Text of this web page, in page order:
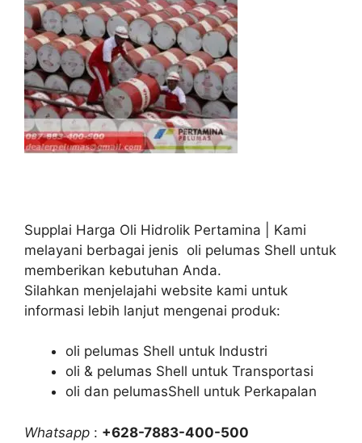
Supplai Harga Oli Hidrolik Pertamina | Kami
melayani berbagai jenis oli pelumas Shell untuk
memberikan kebutuhan Anda.
Silahkan menjelajahi website kami untuk
informasi lebih lanjut mengenai produk:
oli pelumas Shell untuk Industri
oli & pelumas Shell untuk Transportasi
oli dan pelumasShell untuk Perkapalan
Whatsapp : +628-7883-400-500